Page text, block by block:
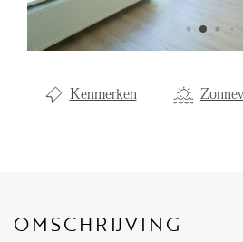
Kenmerken
OMSCHRIJVING
Beheer
Verhuur
Nieuwbouw
LOCAL LIFE